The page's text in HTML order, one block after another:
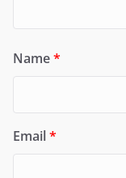
Name*
Email*